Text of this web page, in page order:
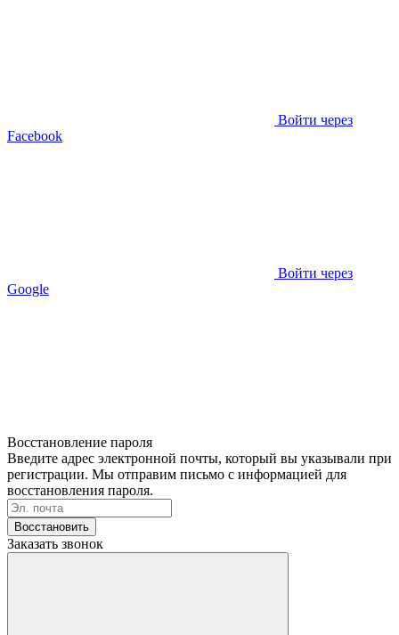
Войти через
Facebook
Войти через
Google
Восстановление пароля
Введите адрес электронной почты, который вы указывали при
регистрации. Мы отправим письмо с информацией для
восстановления пароля.
Восстановить
Заказать звонок